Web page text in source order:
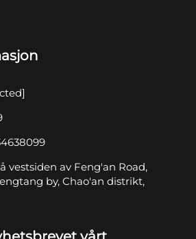
vestsiden av Feng'an Road,
by, Chao'an distrikt,